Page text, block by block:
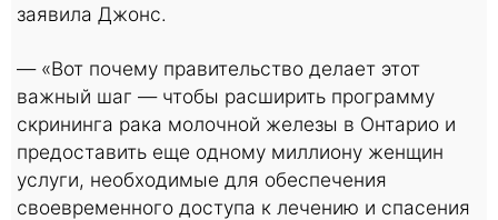
заявила Джонс.
— «Вот почему правительство делает этот
важный шаг — чтобы расширить программу
скрининга рака молочной железы в Онтарио и
предоставить еще одному миллиону женщин
услуги, необходимые для обеспечения
своевременного доступа к лечению и спасения